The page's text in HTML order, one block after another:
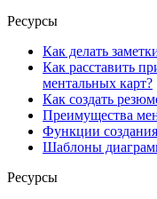
Ресурсы
Как делать
Как расставить
ментальных карт?
Как создать
Преимущества
Функции
Шаблоны
Ресурсы